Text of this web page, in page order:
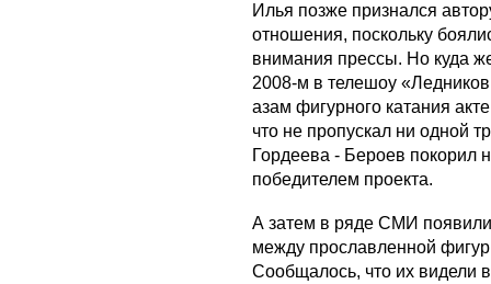
Илья позже признался
отношения, поскольку
внимания прессы. Но куда
2008-м в телешоу
азам фигурного катания
что не пропускал ни одной
Гордеева - Бероев покорил
победителем проекта.
А затем в ряде СМИ
между прославленной
Сообщалось, что их видели